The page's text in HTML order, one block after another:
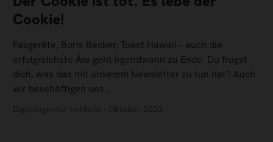
Cookie!
Faxgeräte, Boris Becker, Toast Hawaii – auch die
erfolgreichste Ära geht irgendwann zu Ende. Du fragst
dich, was das mit unserem Newsletter zu tun hat? Auch
wir beschäftigen uns …